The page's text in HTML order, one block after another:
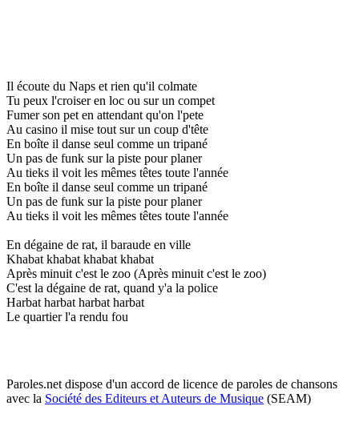
Il écoute du Naps et rien qu'il colmate
Tu peux l'croiser en loc ou sur un compet
Fumer son pet en attendant qu'on l'pete
Au casino il mise tout sur un coup d'tête
En boîte il danse seul comme un tripané
Un pas de funk sur la piste pour planer
Au tieks il voit les mêmes têtes toute l'année
En boîte il danse seul comme un tripané
Un pas de funk sur la piste pour planer
Au tieks il voit les mêmes têtes toute l'année
En dégaine de rat, il baraude en ville
Khabat khabat khabat khabat
Après minuit c'est le zoo (Après minuit c'est le zoo)
C'est la dégaine de rat, quand y'a la police
Harbat harbat harbat harbat
Le quartier l'a rendu fou
Paroles.net dispose d'un accord de licence de paroles de chansons
avec la Société des Editeurs et Auteurs de Musique (SEAM)